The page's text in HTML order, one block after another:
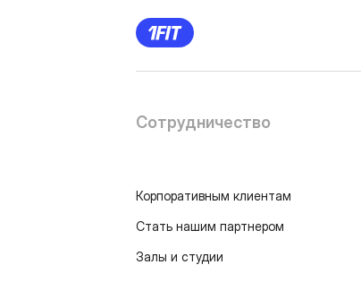
Сотрудничество
Корпоративным клиентам
Стать нашим партнером
Залы и студии